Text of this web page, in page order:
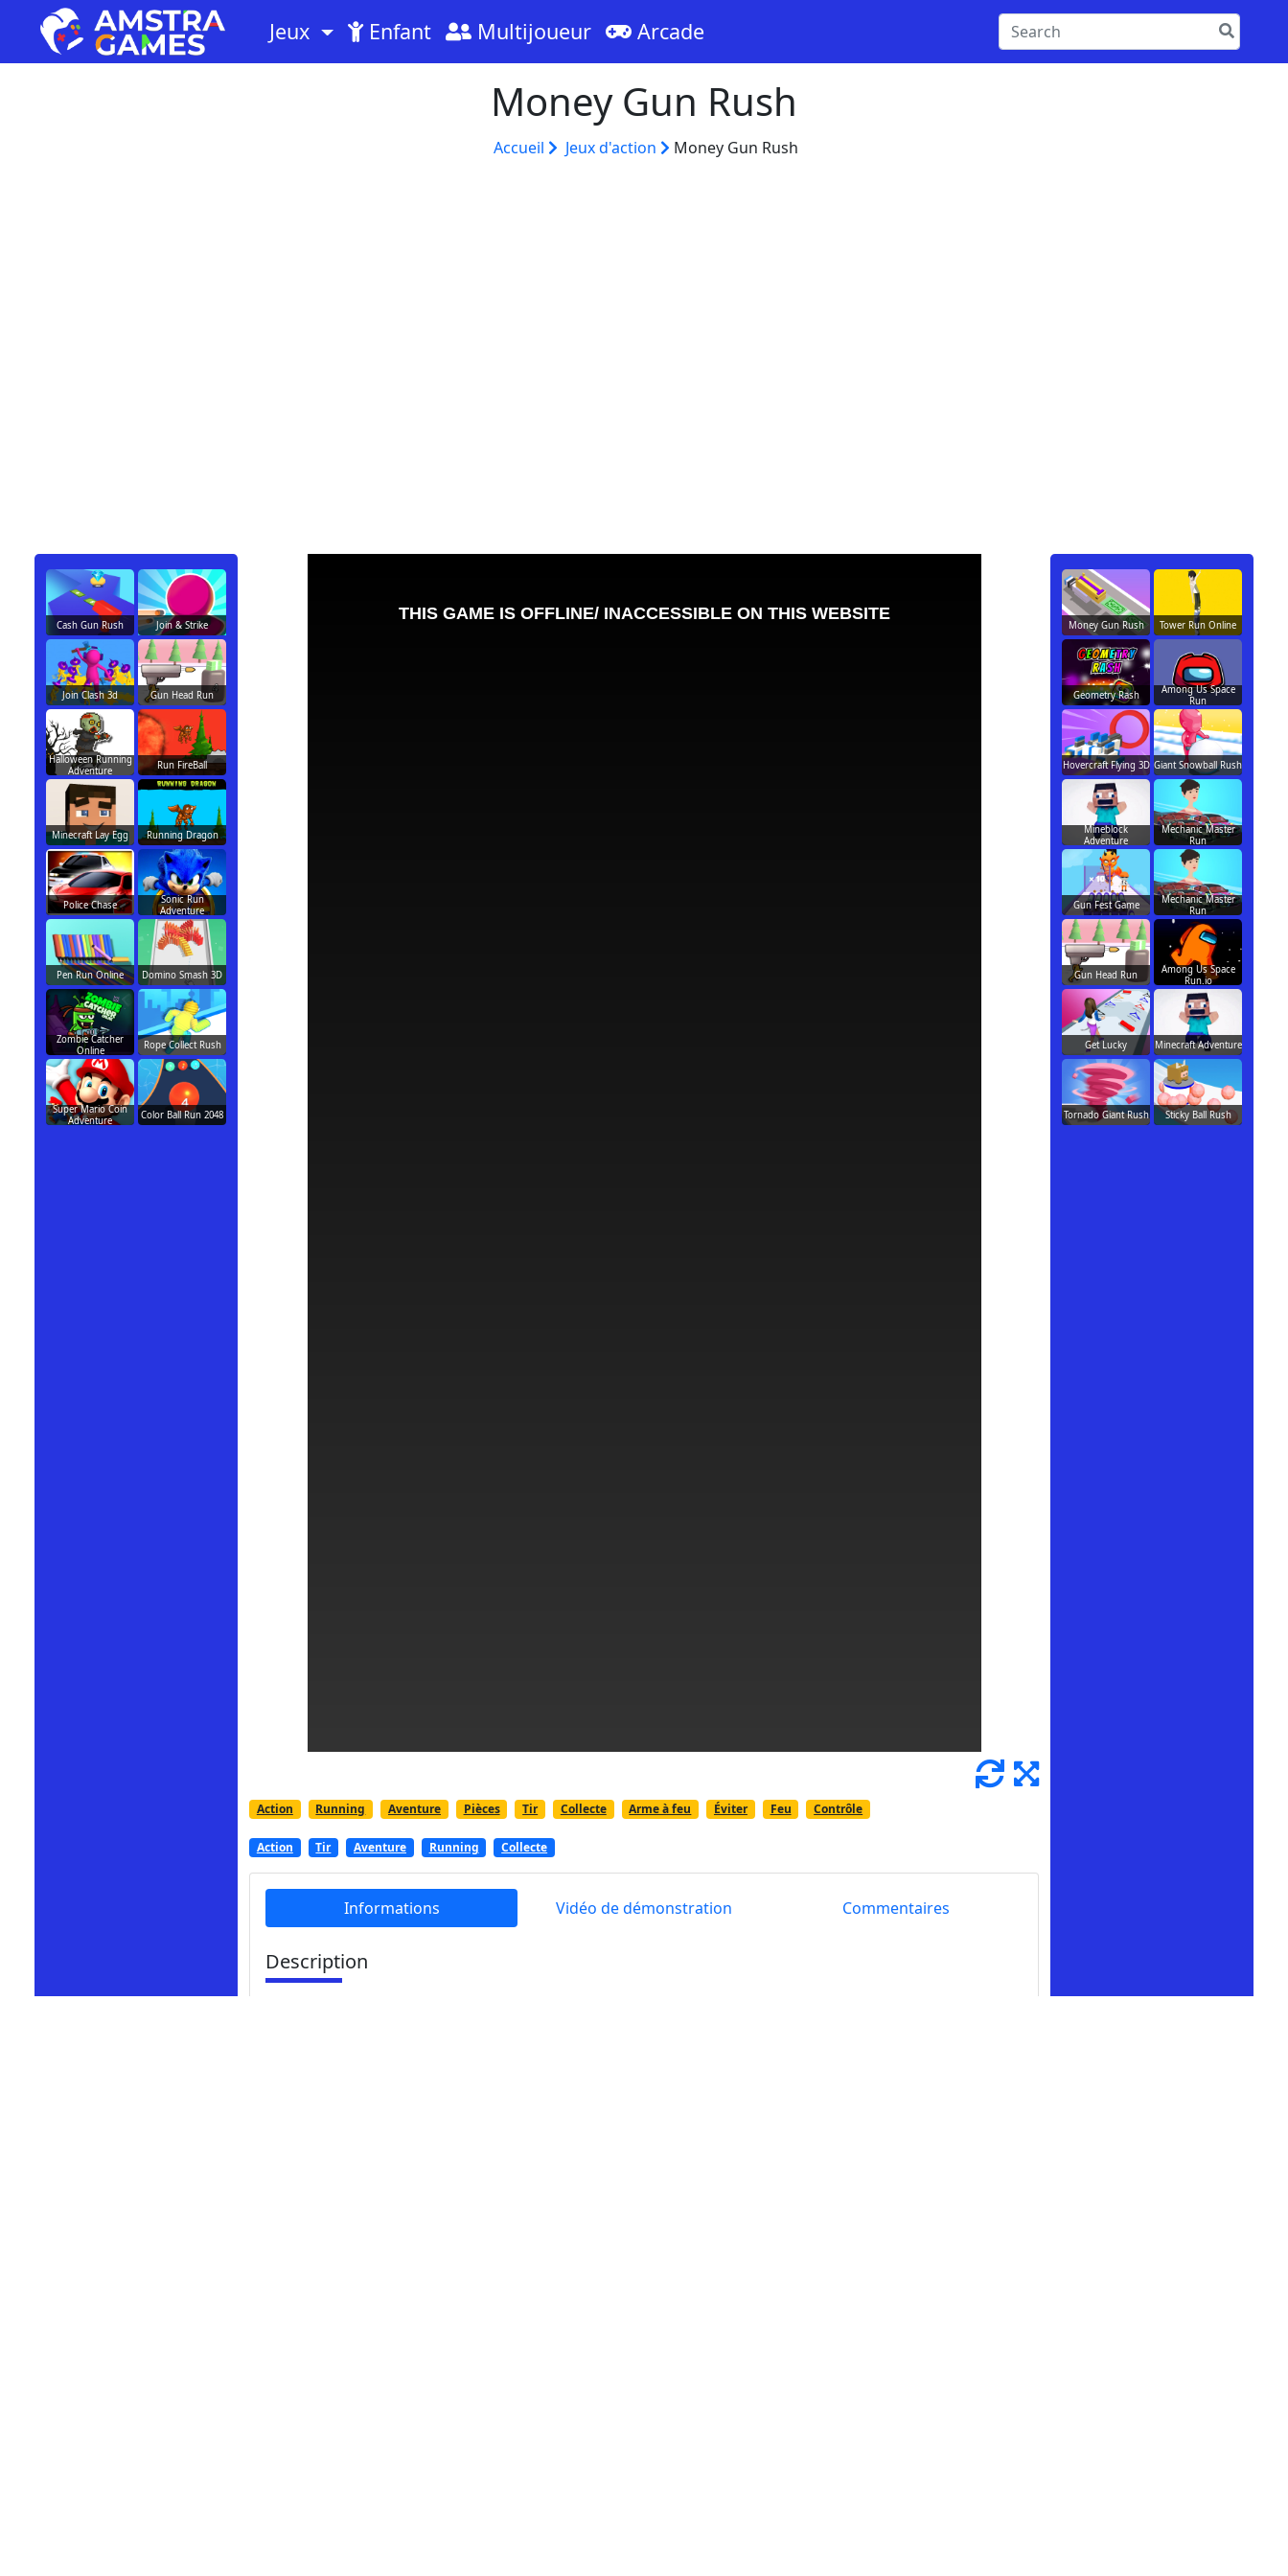
Jeux Enfant Multijoueur Arcade
Money Gun Rush
Accueil Jeux d'action Money Gun Rush
Action Running Aventure Pièces Tir Collecte Arme à feu Éviter Feu Contrôle
Action Tir Aventure Running Collecte
Informations Vidéo de démonstration Commentaires
Description
Cash Gun Rush Join & Strike
Join Clash 3d Gun Head Run
Halloween Running
Adventure
Run FireBall
Minecraft Lay Egg Running Dragon
Police Chase
Sonic Run
Adventure
Pen Run Online Domino Smash 3D
Zombie Catcher
Online
Rope Collect Rush
Super Mario Coin
Adventure
Color Ball Run 2048
Money Gun Rush Tower Run Online
Geometry Rash
Among Us Space
Run
Hovercraft Flying 3D Giant Snowball Rush
Mineblock
Adventure
Mechanic Master
Run
Gun Fest Game
Mechanic Master
Run
Gun Head Run
Among Us Space
Run.io
Get Lucky Minecraft Adventure
Tornado Giant Rush Sticky Ball Rush